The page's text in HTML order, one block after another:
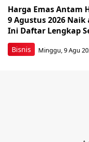
Bisnis
Harga Emas Antam
9 Agustus 2026
Ini Daftar Lengkap
Minggu, 9 Agu